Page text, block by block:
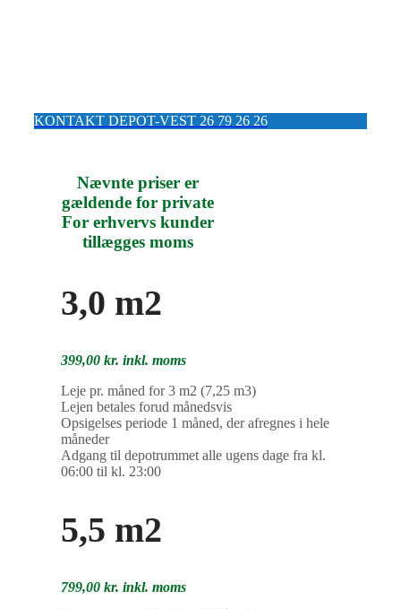
KONTAKT DEPOT-VEST 26 79 26 26
Nævnte priser er
gældende for private
For erhvervs kunder
tillægges moms
3,0 m2
399,00 kr. inkl. moms
Leje pr. måned for 3 m2 (7,25 m3)
Lejen betales forud månedsvis
Opsigelses periode 1 måned, der afregnes i hele
måneder
Adgang til depotrummet alle ugens dage fra kl.
06:00 til kl. 23:00
5,5 m2
799,00 kr. inkl. moms